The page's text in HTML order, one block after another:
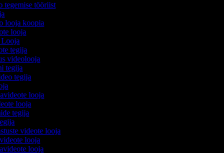
tegemise tööriist
looja koopia
looja
Looja
tegija
videolooja
tegija
tegija
looja
looja
tegija
videote looja
looja
looja